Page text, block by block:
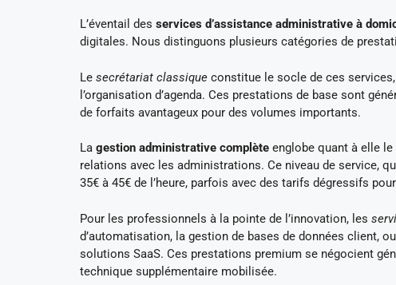
L’éventail des services d’assistance administrative à
digitales. Nous distinguons plusieurs catégories de
Le secrétariat classique constitue le socle de ces
l’organisation d’agenda. Ces prestations de base sont
de forfaits avantageux pour des volumes importants.
La gestion administrative complète englobe quant à elle
relations avec les administrations. Ce niveau de service,
35€ à 45€ de l’heure, parfois avec des tarifs dégressifs
Pour les professionnels à la pointe de l’innovation, les
d’automatisation, la gestion de bases de données client,
solutions SaaS. Ces prestations premium se négocient
technique supplémentaire mobilisée.